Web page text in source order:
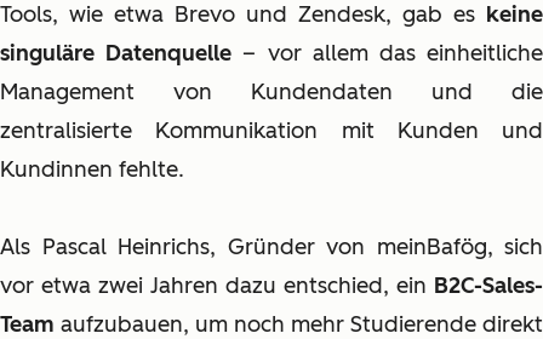
Tools, wie etwa Brevo und Zendesk, gab es keine
singuläre Datenquelle – vor allem das einheitliche
Management von Kundendaten und die
zentralisierte Kommunikation mit Kunden und
Kundinnen fehlte.
Als Pascal Heinrichs, Gründer von meinBafög, sich
vor etwa zwei Jahren dazu entschied, ein B2C-Sales-
Team aufzubauen, um noch mehr Studierende direkt